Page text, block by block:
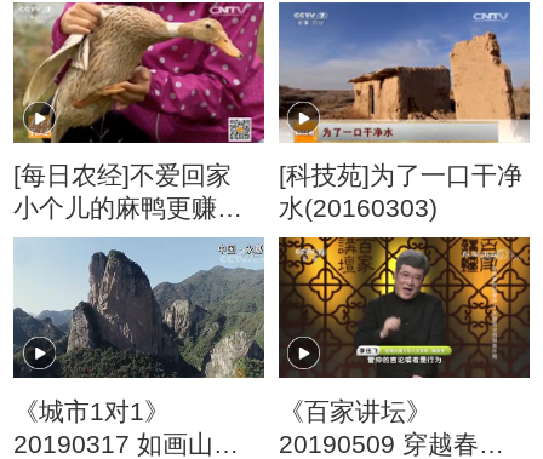
（三） 孙权
20190212
[每日农经]不爱回家
小个儿的麻鸭更赚钱
20160629
[科技苑]为了一口干净
水(20160303)
《城市1对1》
20190317 如画山水
《百家讲坛》
20190509 穿越春秋